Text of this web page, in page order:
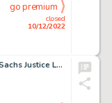
closed
10/12/2022
go premium
Mike Sekowsky and Bernard Sachs Justice League of America #13 Story Page 24 Original Art (DC, 1962)....